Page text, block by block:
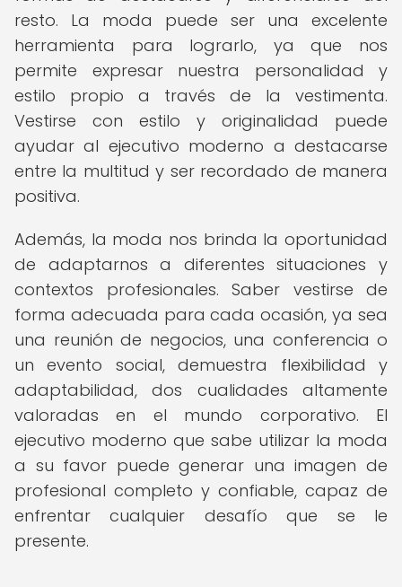
resto. La moda puede ser una excelente
herramienta para lograrlo, ya que nos
permite expresar nuestra personalidad y
estilo propio a través de la vestimenta.
Vestirse con estilo y originalidad puede
ayudar al ejecutivo moderno a destacarse
entre la multitud y ser recordado de manera
positiva.
Además, la moda nos brinda la oportunidad
de adaptarnos a diferentes situaciones y
contextos profesionales. Saber vestirse de
forma adecuada para cada ocasión, ya sea
una reunión de negocios, una conferencia o
un evento social, demuestra flexibilidad y
adaptabilidad, dos cualidades altamente
valoradas en el mundo corporativo. El
ejecutivo moderno que sabe utilizar la moda
a su favor puede generar una imagen de
profesional completo y confiable, capaz de
enfrentar cualquier desafío que se le
presente.